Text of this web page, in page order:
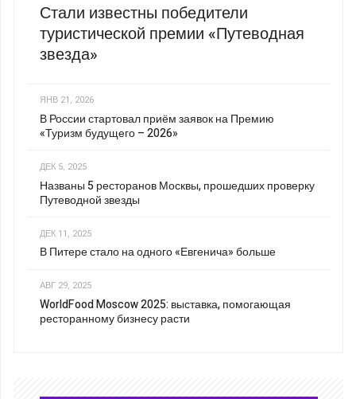
Стали известны победители
туристической премии «Путеводная
звезда»
ЯНВ 21, 2026
В России стартовал приём заявок на Премию
«Туризм будущего – 2026»
ДЕК 5, 2025
Названы 5 ресторанов Москвы, прошедших проверку
Путеводной звезды
ДЕК 11, 2025
В Питере стало на одного «Евгенича» больше
АВГ 29, 2025
WorldFood Moscow 2025: выставка, помогающая
ресторанному бизнесу расти